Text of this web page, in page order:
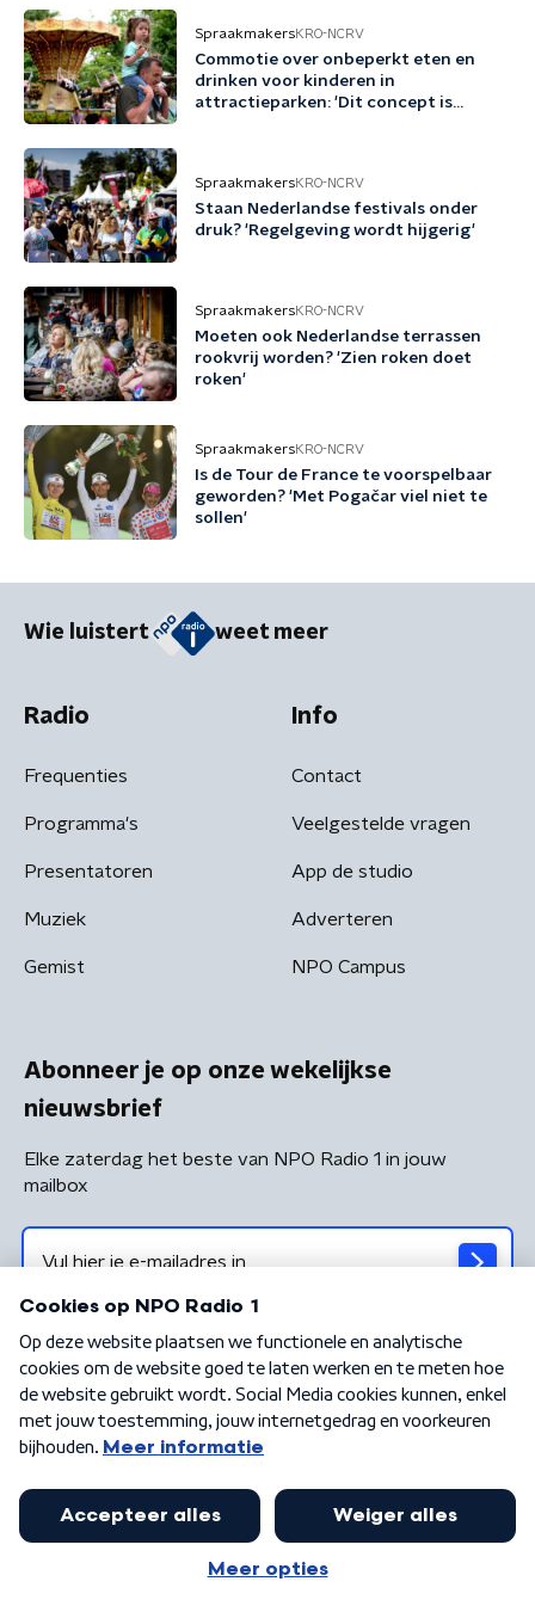
SpraakmakersKRO-NCRV
Commotie over onbeperkt eten en
drinken voor kinderen in
attractieparken: 'Dit concept is
SpraakmakersKRO-NCRV
Staan Nederlandse festivals onder
druk? 'Regelgeving wordt hijgerig'
SpraakmakersKRO-NCRV
Moeten ook Nederlandse terrassen
rookvrij worden? 'Zien roken doet
roken'
SpraakmakersKRO-NCRV
Is de Tour de France te voorspelbaar
geworden? 'Met Pogačar viel niet te
sollen'
Wie luistert weet meer
Radio
Frequenties
Programma's
Presentatoren
Muziek
Gemist
Info
Contact
Veelgestelde vragen
App de studio
Adverteren
NPO Campus
Abonneer je op onze wekelijkse
nieuwsbrief
Elke zaterdag het beste van NPO Radio 1 in jouw
mailbox
Algemene voorwaarden